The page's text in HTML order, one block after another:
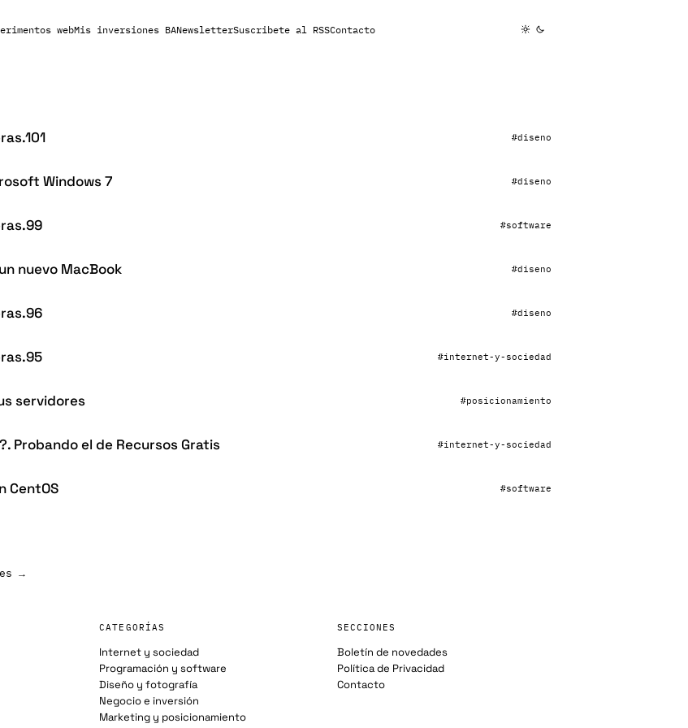
webMis inversiones BANewsletterSuscribete al RSSContacto
#diseno
Windows 7 #diseno
#software
nuevo MacBook #diseno
#diseno
#internet-y-sociedad
servidores #posicionamiento
Probando el de Recursos Gratis #internet-y-sociedad
CentOS #software
→
CATEGORÍAS
Internet y sociedad
Programación y software
Diseño y fotografía
Negocio e inversión
Marketing y posicionamiento
SECCIONES
Boletín de novedades
Política de Privacidad
Contacto